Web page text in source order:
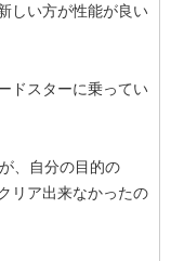
しい方が性能が良い
ドスターに乗ってい
、自分の目的の
リア出来なかったの